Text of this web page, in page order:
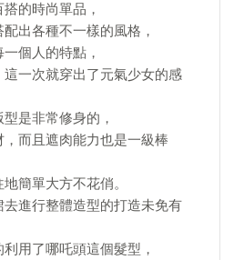
的時尚單品，
出各種不一樣的風格，
個人的特點，
一次就穿出了元氣少女的感
是非常修身的，
而且遮肉能力也是一級棒
簡單大方不花俏。
進行整體造型的打造未免有
用了哪吒頭這個髮型，